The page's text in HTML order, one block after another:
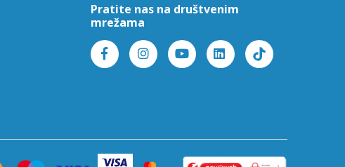
Pratite nas na društvenim
mrežama